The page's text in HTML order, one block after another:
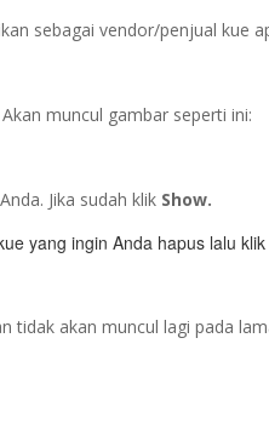
sebagai vendor/penjual kue
Akan muncul gambar seperti ini:
Jika sudah klik Show.
yang ingin Anda hapus lalu klik
tidak akan muncul lagi pada